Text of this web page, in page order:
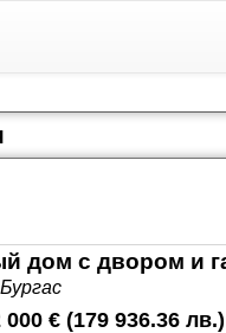
дом с двором и
000 € (179 936.36 лв.)